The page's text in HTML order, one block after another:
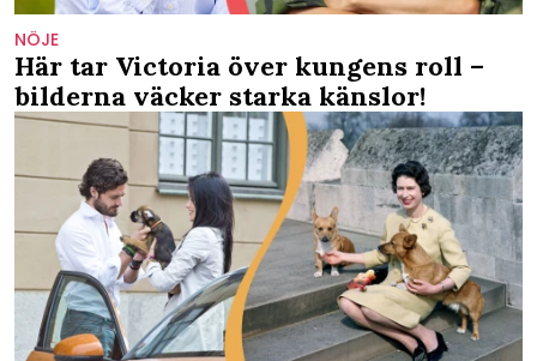
NÖJE
Här tar Victoria över kungens roll –
bilderna väcker starka känslor!